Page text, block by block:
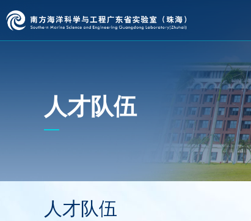
人才队伍
人才队伍